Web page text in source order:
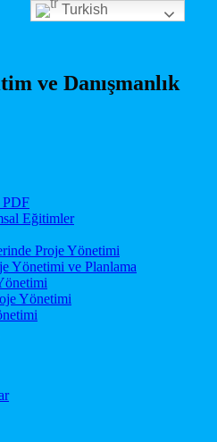
ve Danışmanlık
PDF
Eğitimler
Proje Yönetimi
Yönetimi ve Planlama
Yönetimi
Turkish